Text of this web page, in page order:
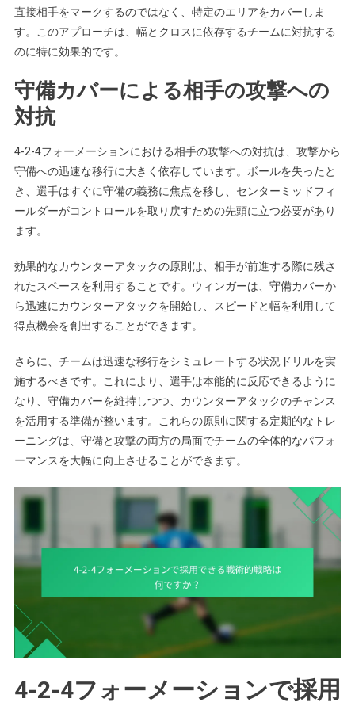
直接相手をマークするのではなく、特定のエリアをカバーしま
す。このアプローチは、幅とクロスに依存するチームに対抗する
のに特に効果的です。
守備カバーによる相手の攻撃への
対抗
4-2-4フォーメーションにおける相手の攻撃への対抗は、攻撃から
守備への迅速な移行に大きく依存しています。ボールを失ったと
き、選手はすぐに守備の義務に焦点を移し、センターミッドフィ
ールダーがコントロールを取り戻すための先頭に立つ必要があり
ます。
効果的なカウンターアタックの原則は、相手が前進する際に残さ
れたスペースを利用することです。ウィンガーは、守備カバーか
ら迅速にカウンターアタックを開始し、スピードと幅を利用して
得点機会を創出することができます。
さらに、チームは迅速な移行をシミュレートする状況ドリルを実
施するべきです。これにより、選手は本能的に反応できるように
なり、守備カバーを維持しつつ、カウンターアタックのチャンス
を活用する準備が整います。これらの原則に関する定期的なトレ
ーニングは、守備と攻撃の両方の局面でチームの全体的なパフォ
ーマンスを大幅に向上させることができます。
4-2-4フォーメーションで採用